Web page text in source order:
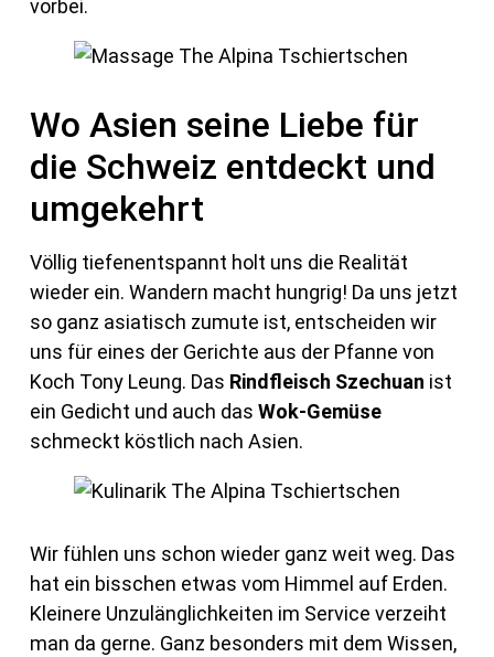
vorbei.
Wo Asien seine Liebe für
die Schweiz entdeckt und
umgekehrt
Völlig tiefenentspannt holt uns die Realität
wieder ein. Wandern macht hungrig! Da uns jetzt
so ganz asiatisch zumute ist, entscheiden wir
uns für eines der Gerichte aus der Pfanne von
Koch Tony Leung. Das Rindfleisch Szechuan ist
ein Gedicht und auch das Wok-Gemüse
schmeckt köstlich nach Asien.
Wir fühlen uns schon wieder ganz weit weg. Das
hat ein bisschen etwas vom Himmel auf Erden.
Kleinere Unzulänglichkeiten im Service verzeiht
man da gerne. Ganz besonders mit dem Wissen,